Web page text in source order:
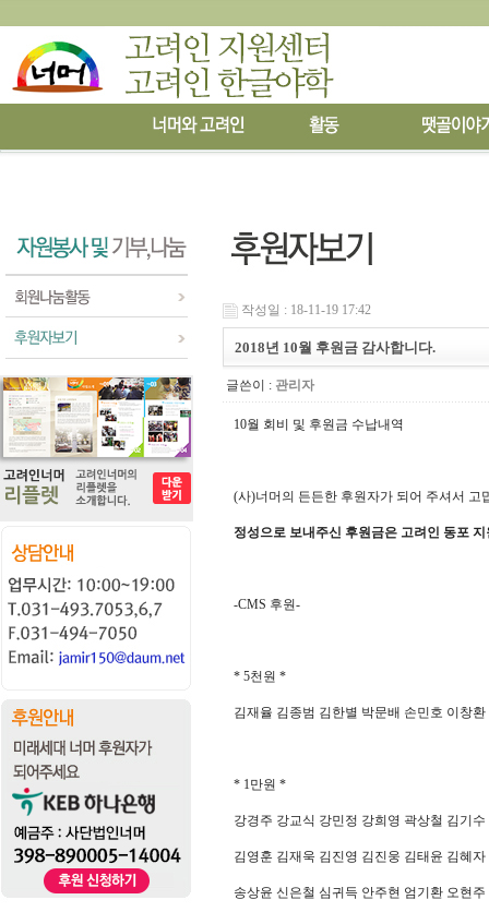
작성일 : 18-11-19 17:42
2018년 10월 후원금 감사합니다.
글쓴이 : 관리자
10월 회비 및 후원금 수납내역
(사)너머의 든든한 후원자가 되어 주셔서 고
정성으로 보내주신 후원금은 고려인 동포
-CMS 후원-
* 5천원 *
김재율 김종범 김한별 박문배 손민호 이창
* 1만원 *
강경주 강교식 강민정 강희영 곽상철 김기
김영훈 김재욱 김진영 김진웅 김태윤 김혜
송상윤 신은철 심귀득 안주현 엄기환 오현